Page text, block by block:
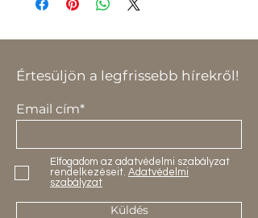
Értesüljön a legfrissebb hírekről!
Email cím*
Elfogadom az adatvédelmi szabályzat
rendelkezéseit. Adatvédelmi
szabályzat
Küldés